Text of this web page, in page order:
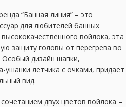
“Банная линия” – это
для любителей банных
войлока, эта
защиту головы от перегрева во
дизайн шапки,
летчика с очками, придает
вид.
двух цветов войлока –